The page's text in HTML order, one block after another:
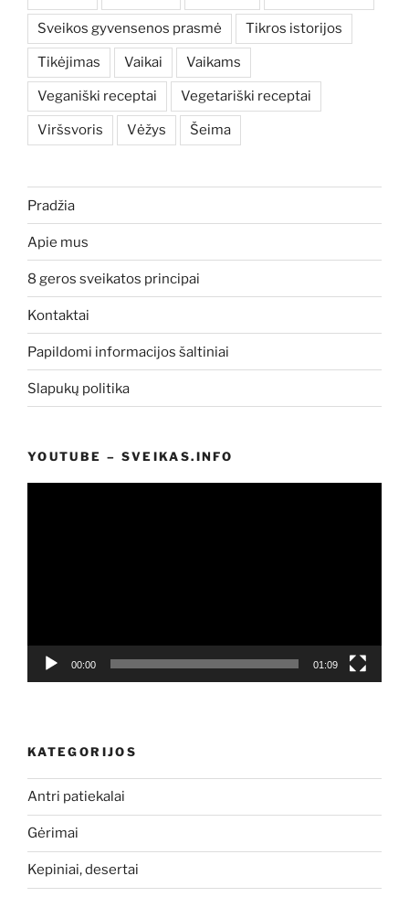
Sveikos gyvensenos prasmė Tikros istorijos
Tikėjimas Vaikai Vaikams
Veganiški receptai Vegetariški receptai
Viršsvoris Vėžys Šeima
Pradžia
Apie mus
8 geros sveikatos principai
Kontaktai
Papildomi informacijos šaltiniai
Slapukų politika
YOUTUBE – SVEIKAS.INFO
00:00 01:09
KATEGORIJOS
Antri patiekalai
Gėrimai
Kepiniai, desertai